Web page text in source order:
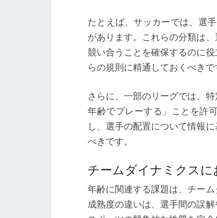
たとえば、サッカーでは、選
があります。これらの分類は
競い合うことを確保するのに
らの規則に精通しておくべきで
さらに、一部のリーグでは、
年齢でプレーする」ことを許
し、選手の配置について情報
べきです。
チームダイナミクスに
年齢に関連する課題は、チー
成熟度の違いは、選手間の誤